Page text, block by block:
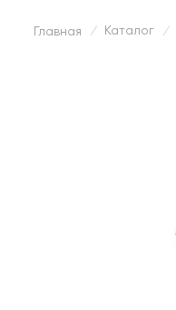
Главная / Каталог /